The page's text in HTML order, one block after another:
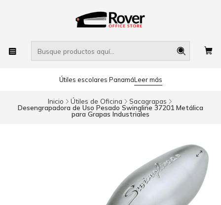
Útiles escolares PanamáLeer más
Inicio Útiles de Oficina Sacagrapas
Desengrapadora de Uso Pesado Swingline 37201 Metálica
para Grapas Industriales